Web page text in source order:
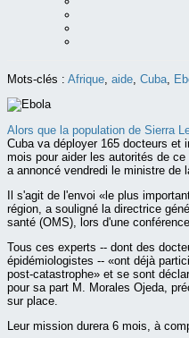
Mots-clés : Afrique, aide, Cuba,
Alors que la population de Sierra
Cuba va déployer 165 docteurs et
mois pour aider les autorités de
a annoncé vendredi le ministre de
Il s'agit de l'envoi «le plus
région, a souligné la directrice
santé (OMS), lors d'une
Tous ces experts -- dont des
épidémiologistes -- «ont déjà
post-catastrophe» et se sont
pour sa part M. Morales Ojeda,
sur place.
Leur mission durera 6 mois, à